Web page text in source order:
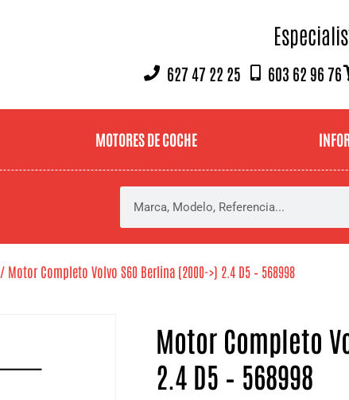
627 47 22 25 603 62 96 76
MOTORES DE COCHE
/ Motor Completo Volvo S60 Berlina (2000->) 2.4 D5 – 568998
Motor Completo
2.4 D5 – 568998